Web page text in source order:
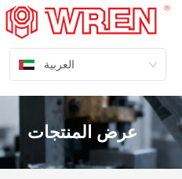
العربية
عرض المنتجات